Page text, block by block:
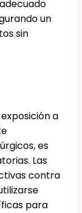
un
sin
a
es
Las
contra
para